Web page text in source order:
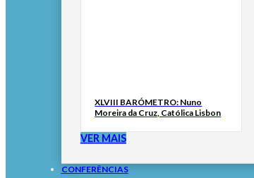
XLVIII BARÓMETRO: Nuno
Moreira da Cruz, Católica Lisbon
VER MAIS
CONFERÊNCIAS